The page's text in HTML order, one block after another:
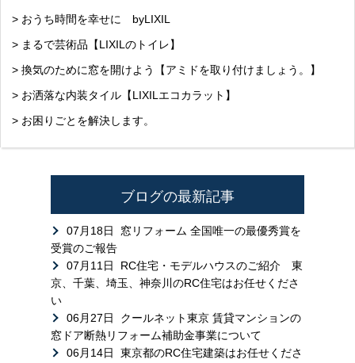
> おうち時間を幸せに byLIXIL
> まるで芸術品【LIXILのトイレ】
> 換気のために窓を開けよう【アミドを取り付けましょう。】
> お洒落な内装タイル【LIXILエコカラット】
> お困りごとを解決します。
ブログの最新記事
07月18日
窓リフォーム 全国唯一の最優秀賞を
受賞のご報告
07月11日
RC住宅・モデルハウスのご紹介 東
京、千葉、埼玉、神奈川のRC住宅はお任せくださ
い
06月27日
クールネット東京 賃貸マンションの
窓ドア断熱リフォーム補助金事業について
06月14日
東京都のRC住宅建築はお任せくださ